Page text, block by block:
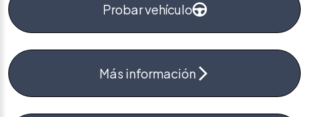
Probar vehículo
Más información